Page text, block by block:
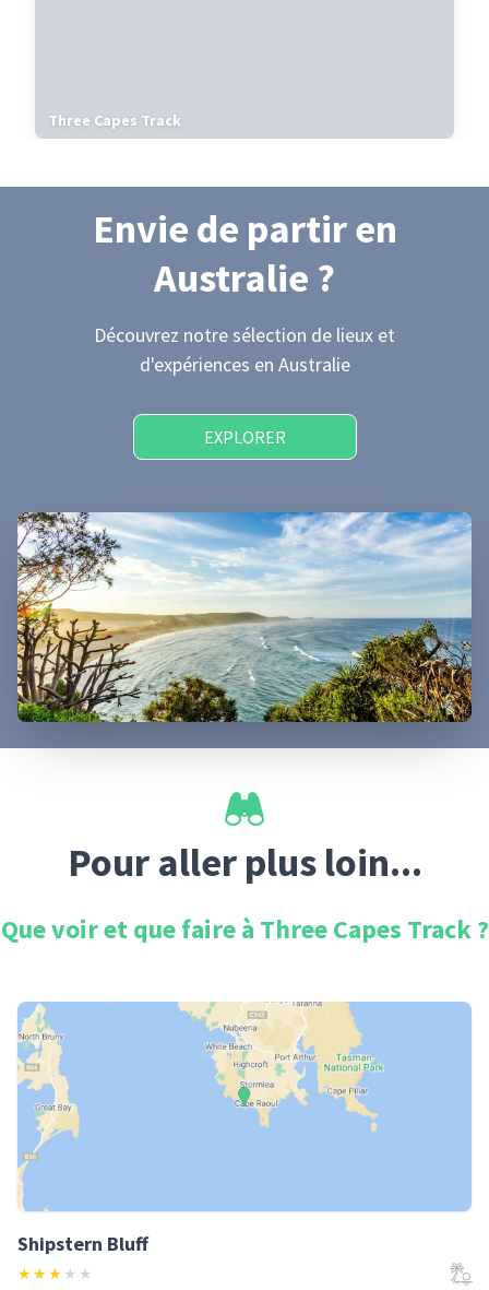
Three Capes Track
Envie de partiren
Australie ?
Découvrez notre sélection de lieux et
d'expériences en Australie
EXPLORER
Pour aller plus loin...
Que voir et que faire à Three Capes Track?
Shipstern Bluff
★★★ ★ ★